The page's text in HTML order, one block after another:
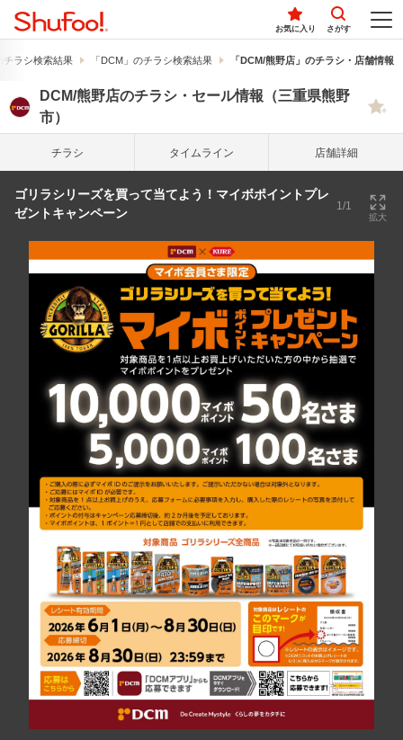
お気に入り さがす
チラシ検索結果 「DCM」のチラシ検索結果 「DCM/熊野店」のチラシ・店舗情報
DCM/熊野店のチラシ・セール情報（三重県熊野
市）
チラシ タイム ライン 店舗詳細
ゴリラシリーズを買って当てよう！マイボポイントプレ
ゼントキャンペーン
1/1
拡大